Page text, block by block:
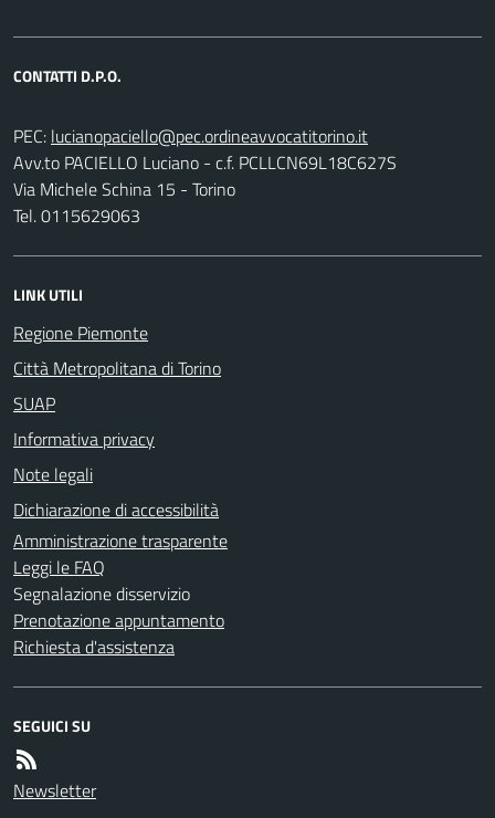
CONTATTI D.P.O.
PEC:
Avv.to PACIELLO Luciano - c.f. PCLLCN69L18C627S
Via Michele Schina 15 - Torino
Tel. 0115629063
LINK UTILI
Regione Piemonte
Città Metropolitana di Torino
SUAP
Informativa privacy
Note legali
Dichiarazione di accessibilità
Amministrazione trasparente
Leggi le FAQ
Segnalazione disservizio
Prenotazione appuntamento
Richiesta d'assistenza
SEGUICI SU
Newsletter